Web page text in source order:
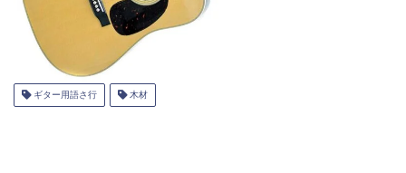
ギター用語さ行 木材